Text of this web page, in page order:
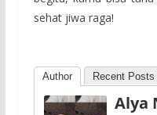
sehat jiwa raga!
Author Recent Posts
Alya